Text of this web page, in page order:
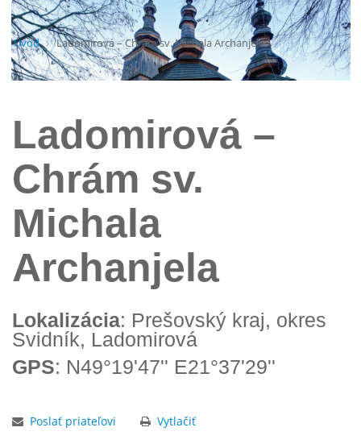
Úvod Ladomirová – Chrám sv. Michala Archanjela
Ladomirová –
Chrám sv.
Michala
Archanjela
Lokalizácia: Prešovský kraj, okres
Svidník, Ladomirová
GPS: N49°19'47'' E21°37'29''
Poslať priateľovi Vytlačiť